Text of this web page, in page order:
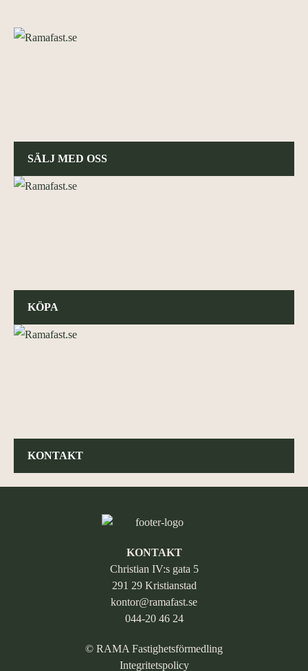
SÄLJ MED OSS
KÖPA
KONTAKT
KONTAKT
Christian IV:s gata 5
291 29 Kristianstad
kontor@ramafast.se
044-20 46 24
© RAMA Fastighetsförmedling
Integritetspolicy